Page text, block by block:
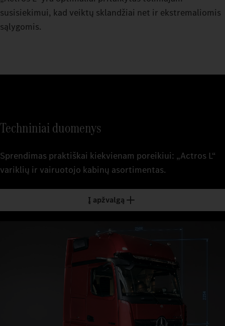
susisiekimui, kad veiktų sklandžiai net ir ekstremaliomis
sąlygomis.
Techniniai duomenys
Sprendimas praktiškai kiekvienam poreikiui: „Actros L“
variklių ir vairuotojo kabinų asortimentas.
Į apžvalgą